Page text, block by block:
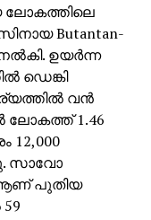
ലോകത്തിലെ
Butantan-
ഉയര്‍ന്ന
ഡെങ്കി
വന്‍
1.46
സാവോ
ആണ് പുതിയ